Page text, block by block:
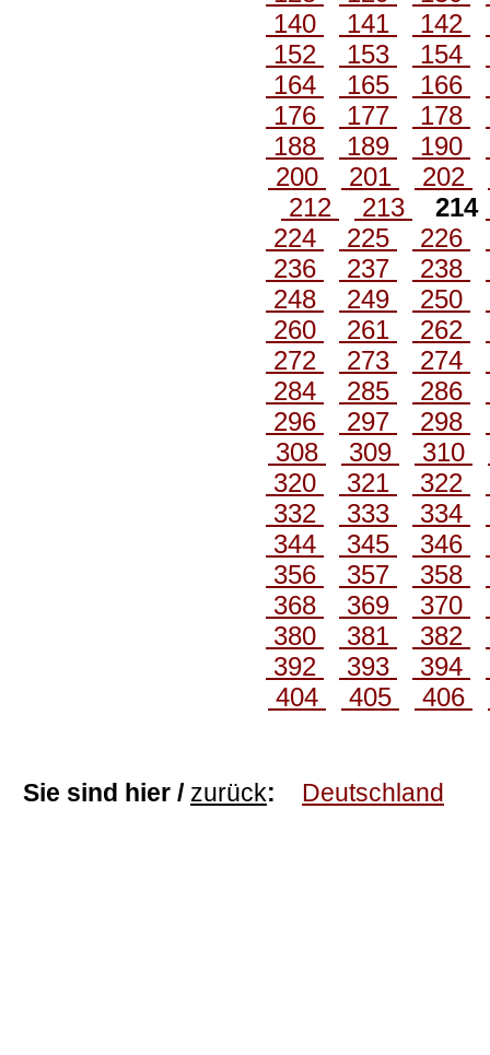
140
141 142
152
153 154
164
165 166
176
177 178
188
189 190
200
201 202
212
213 214
224
225 226
236
237 238
248
249 250
260
261 262
272
273 274
284
285 286
296
297 298
308
309 310
320
321 322
332
333 334
344
345 346
356
357 358
368
369 370
380
381 382
392
393 394
404
405 406
Sie sind hier / zurück: Deutschland